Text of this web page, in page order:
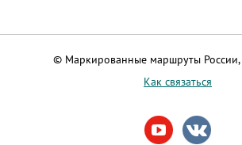
© Маркированные маршруты
Как связаться